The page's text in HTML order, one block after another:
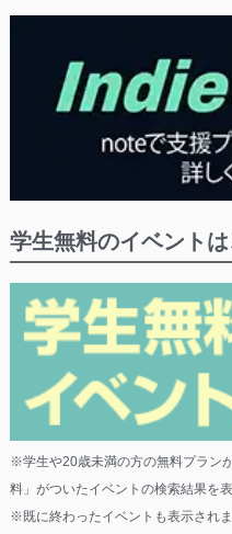
学生無料のイベント
※学生や20歳未満の方の無料プラン
料」がついたイベントの検索結果を表
※既に終わったイベントも表示されま